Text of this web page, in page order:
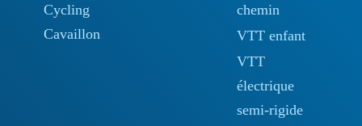
Cycling
Cavaillon
chemin
VTT enfant
VTT
électrique
semi-rigide